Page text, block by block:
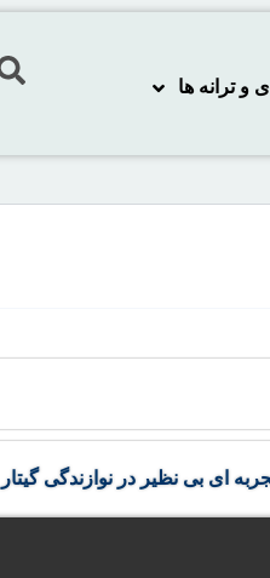
ترانه‌ ها
ای بی نظیر در نوازندگی